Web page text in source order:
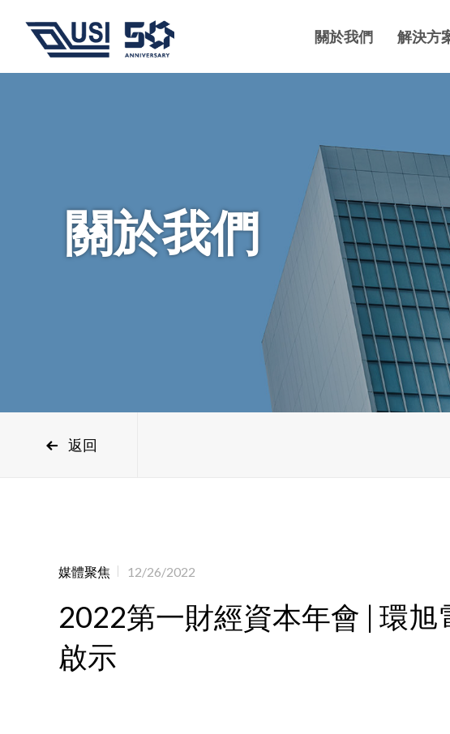
關於我們 解決方
關於我們
返回
媒體聚焦 12/26/2022
2022第一財經資本年會 | 環
啟示